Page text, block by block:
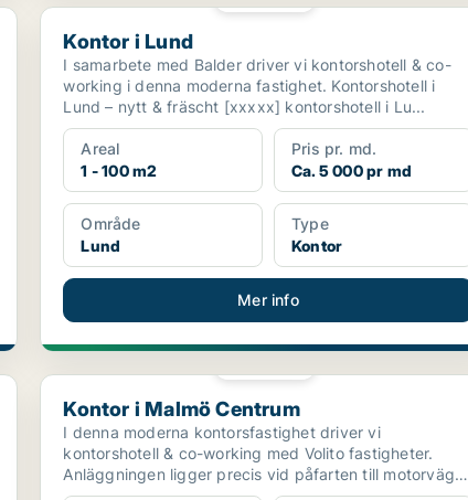
Kontor i Lund
Kontor i Lund
I samarbete med Balder driver vi kontorshotell & co-
working i denna moderna fastighet. Kontorshotell i
Lund – nytt & fräscht [xxxxx] kontorshotell i Lu...
Areal
1 - 100 m2
Pris pr. md.
Ca. 5 000 pr md
Område
Lund
Type
Kontor
Mer info
Kontor i Malmö Centrum
Kontor i Malmö Centrum
I denna moderna kontorsfastighet driver vi
kontorshotell & co-working med Volito fastigheter.
Anläggningen ligger precis vid påfarten till motorvägen
bakom M...